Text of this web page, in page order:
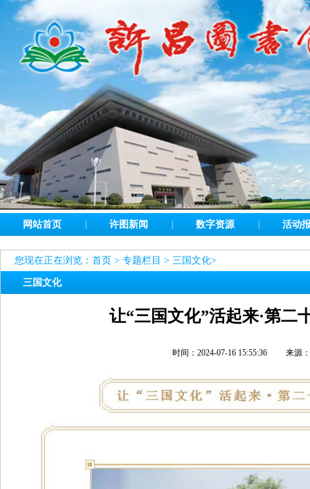
网站首页 许图新闻 数字资源 活动
您现在正在浏览： 首页 > 专题栏目 > 三国文化>
三国文化
让“三国文化”活起来·第二
时间：2024-07-16 15:55:36 来